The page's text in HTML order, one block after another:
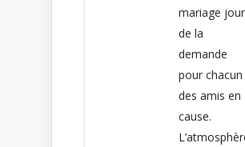
mariage jour
de la
demande
pour chacun
des amis en
cause.